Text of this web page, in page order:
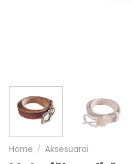
Home / Aksesuarai